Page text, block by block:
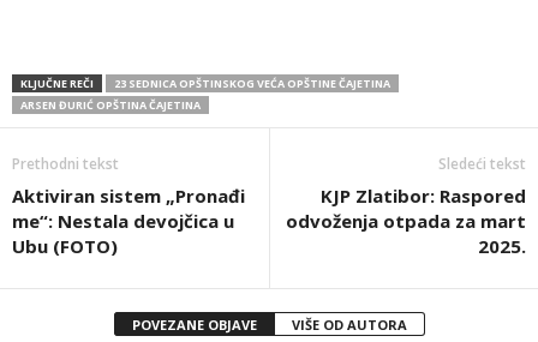
KLJUČNE REČI
23 SEDNICA OPŠTINSKOG VEĆA OPŠTINE ČAJETINA
ARSEN ĐURIĆ OPŠTINA ČAJETINA
Prethodni tekst
Aktiviran sistem „Pronađi
me“: Nestala devojčica u
Ubu (FOTO)
Sledeći tekst
KJP Zlatibor: Raspored
odvoženja otpada za mart
2025.
POVEZANE OBJAVE VIŠE OD AUTORA